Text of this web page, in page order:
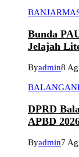
Bunda
Jelajah
Byadmin8
BALANGAN
DPRD
APBD
Byadmin7